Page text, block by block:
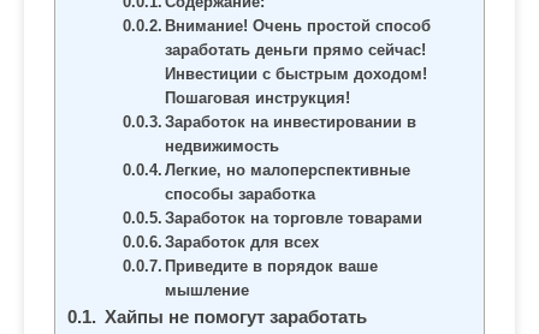
Внимание! Очень простой способ
заработать деньги прямо сейчас!
Инвестиции с быстрым доходом!
Пошаговая инструкция!
Заработок на инвестировании в
недвижимость
Легкие, но малоперспективные
способы заработка
Заработок на торговле товарами
Заработок для всех
Приведите в порядок ваше
мышление
Хайпы не помогут заработать